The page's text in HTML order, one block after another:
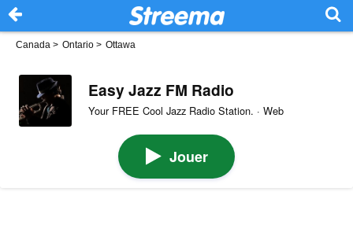
Canada > Ontario > Ottawa
Easy Jazz FM Radio
Your FREE Cool Jazz Radio Station. · Web
Jouer